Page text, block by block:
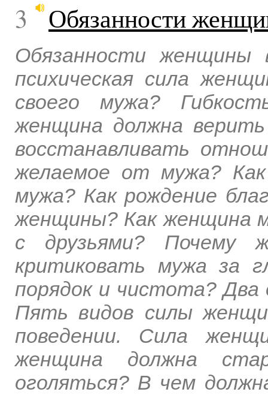
3 Обязанности
Обязанности женщины
психическая сила
своего мужа?
женщина должна
восстанавливать
желаемое от мужа?
мужа? Как рождение
женщины? Как женщина
с друзьями? Почему
критиковать мужа за
порядок и чистота?
Пять видов силы
поведении. Сила
женщина должна
оголяться? В чем